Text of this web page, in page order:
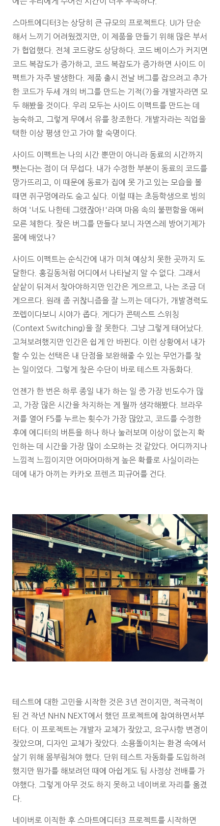
스마트에디터3는 상당히 큰 규모의 프로젝트다. UI가 단순
해서 느끼기 어려웠겠지만, 이 제품을 만들기 위해 많은 부서
가 협업했다. 전체 코드량도 상당하다. 코드 베이스가 커지면
코드 복잡도가 증가하고, 코드 복잡도가 증가하면 사이드 이
펙트가 자주 발생한다. 제품 출시 전날 버그를 잡으려고 추가
한 코드가 두세 개의 버그를 만드는 기적(?)을 개발자라면 모
두 해봤을 것이다. 우리 모두는 사이드 이펙트를 만드는 데
능숙하고, 그렇게 무에서 유를 창조한다. 개발자라는 직업을
택한 이상 평생 안고 가야 할 숙명이다.
사이드 이펙트는 나의 시간 뿐만이 아니라 동료의 시간까지
뺏는다는 점이 더 무섭다. 내가 수정한 부분이 동료의 코드를
망가뜨리고, 이 때문에 동료가 집에 못 가고 있는 모습을 볼
때면 쥐구멍에라도 숨고 싶다. 이럴 때는 초등학생으로 빙의
하여 '너도 나한테 그랬잖아!'라며 마음 속의 불편함을 애써
모른 체한다. 잦은 버그를 만들다 보니 자연스레 방어기제가
몸에 배었나?
사이드 이펙트는 순식간에 내가 미쳐 예상치 못한 곳까지 도
달한다. 홍길동처럼 어디에서 나타날지 알 수 없다. 그래서
샅샅이 뒤져서 찾아야하지만 인간은 게으르고, 나는 조금 더
게으르다. 원래 좀 귀찮니즘을 잘 느끼는 데다가, 개발경력도
쪼렙이다보니 시야가 좁다. 게다가 콘텍스트 스위칭
(Context Switching)을 잘 못한다. 그냥 그렇게 태어났다.
고쳐보려했지만 인간은 쉽게 안 바뀐다. 이런 상황에서 내가
할 수 있는 선택은 내 단점을 보완해줄 수 있는 무언가를 찾
는 일이었다. 그렇게 찾은 수단이 바로 테스트 자동화다.
언젠가 한 번은 하루 종일 내가 하는 일 중 가장 빈도수가 많
고, 가장 많은 시간을 차지하는 게 뭘까 생각해봤다. 브라우
저를 열어 F5를 누르는 횟수가 가장 많았고, 코드를 수정한
후에 에디터의 버튼을 하나 하나 눌러보며 이상이 없는지 확
인하는 데 시간을 가장 많이 소모하는 것 같았다. 어디까지나
느낌적 느낌이지만 어마어마하게 높은 확률로 사실이라는
데에 내가 아끼는 카카오 프렌즈 피규어를 건다.
테스트에 대한 고민을 시작한 것은 3년 전이지만, 적극적이
된 건 작년 NHN NEXT에서 했던 프로젝트에 참여하면서부
터다. 이 프로젝트는 개발자 교체가 잦았고, 요구사항 변경이
잦았으며, 디자인 교체가 잦았다. 소용돌이치는 환경 속에서
살기 위해 몸부림쳐야 했다. 단위 테스트 자동화를 도입하려
했지만 뭔가를 해보려던 때에 아쉽게도 팀 사정상 전배를 가
야했다. 그렇게 아무 것도 하지 못하고 네이버로 자리를 옮겼
다.
네이버로 이직한 후 스마트에디터3 프로젝트를 시작하면